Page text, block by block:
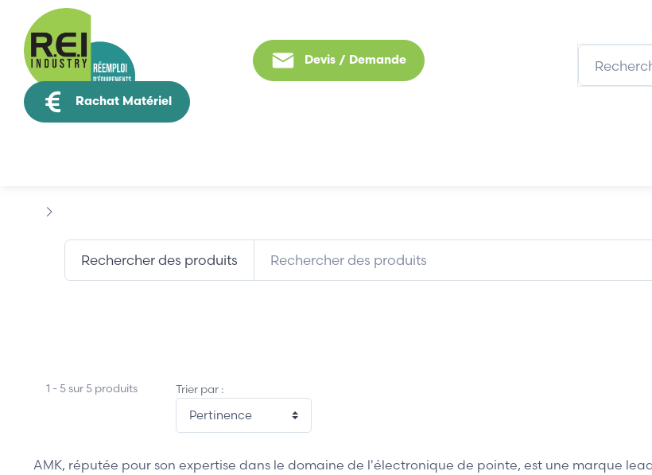
Devis / Demande
Rachat Matériel
Rechercher des produits
1 - 5 sur 5 produits Trier par :
AMK, réputée pour son expertise dans le domaine de l'électronique de pointe, est une marque